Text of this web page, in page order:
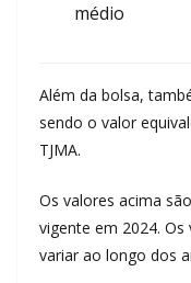
médio
Além da bolsa,
sendo o valor
TJMA.
Os valores acima
vigente em 2024.
variar ao longo dos